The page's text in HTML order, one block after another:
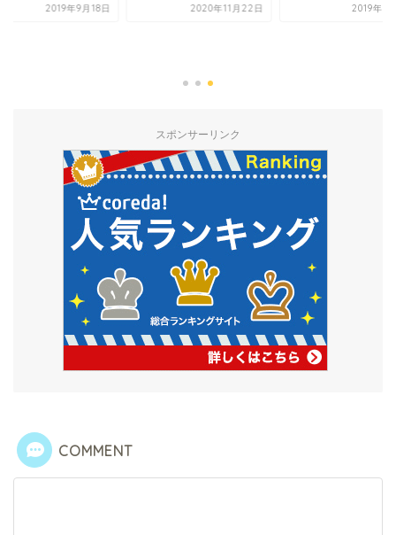
2019年9月18日 2020年11月22日 2019年9
スポンサーリンク
COMMENT